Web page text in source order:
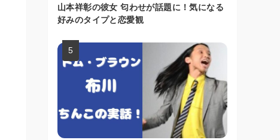
山本祥彰の彼女 匂わせが話題に！気になる
好みのタイプと恋愛観